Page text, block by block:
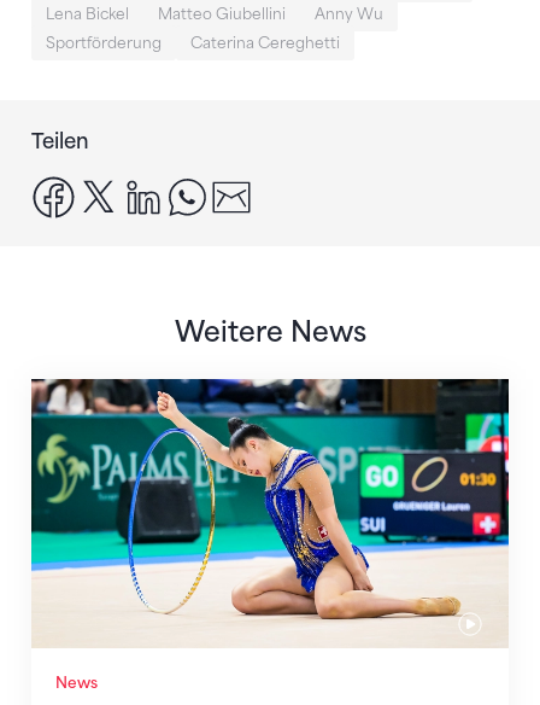
Lena Bickel
Matteo Giubellini
Anny Wu
Sportförderung
Caterina Cereghetti
Teilen
facebook
x linkedinwhatsapp
Weitere News
News
Nächster Halt: Weltmeisterschaft